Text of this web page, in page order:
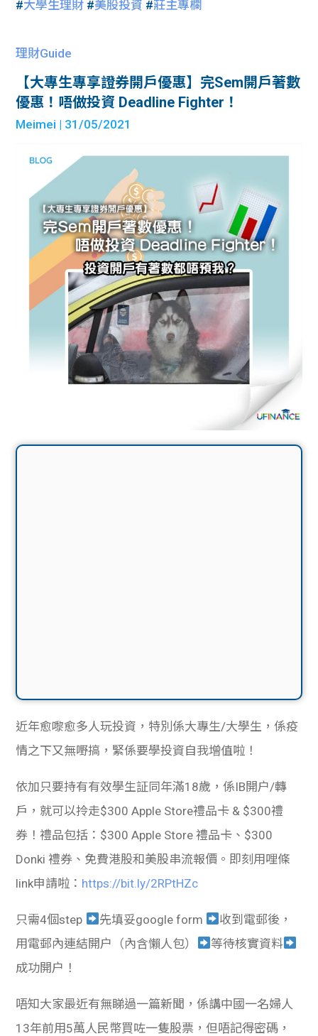
#大學生理財 #美股投資 #莊主專欄
理財Guide
【大專生專享證券開戶優惠】完Sem開戶著數
優惠！唔做投資 Deadline Fighter！
Meimei | 31/05/2021
近年愈嚟愈多人玩投資，特別係大專生/大學生，係疫
情之下又無嘢搞，緊係要學投資自我增值啦！
依加只要持有有效學生証同年滿18歲，係IB開户/轉
戶，就可以拎走$300 Apple Store禮品卡 & $300禮
券！禮品包括：$300 Apple Store 禮品卡、$300
Donki 禮券、免費港股和美股串流報價。即刻用哩條
link申請啦： https://bit.ly/2RPtHZc
只需4個step 先填妥google form
收到電郵後，
用電郵內連結開户（內含懶人包）
等待核實資料
成功開户！
唔知大家最近有無睇過一篇新聞，係講中國一名婦人
13年前用5萬人民幣買咗一隻股票，但唔記得密碼，